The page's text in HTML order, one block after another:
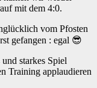
mit dem 4:0.
vom Pfosten
gefangen : egal 😎
starkes Spiel
Training applaudieren